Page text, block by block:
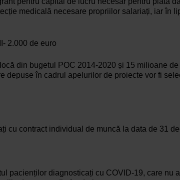
medicală necesare propriilor salariați, iar în
2.000 de euro
din bugetul POC 2014-2020 și 15 milioane
în cadrul apelurilor de proiecte vor fi
cu contract individual de muncă la data de 31
pacienților diagnosticați cu COVID-19, care nu